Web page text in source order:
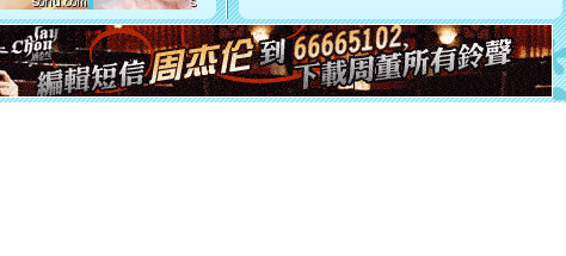
[元旦]
如果上天让我许三个愿望，一是今生今世和你在一
起；二是再生再世和你在一起；三是三生三世和你不再分
离。水晶之恋祝你新年快乐
[元旦]当我狠下心扭头离去那一刻，你在我身后无助地哭
泣，这痛楚让我明白我多么爱你。我转身抱住你：这猪不